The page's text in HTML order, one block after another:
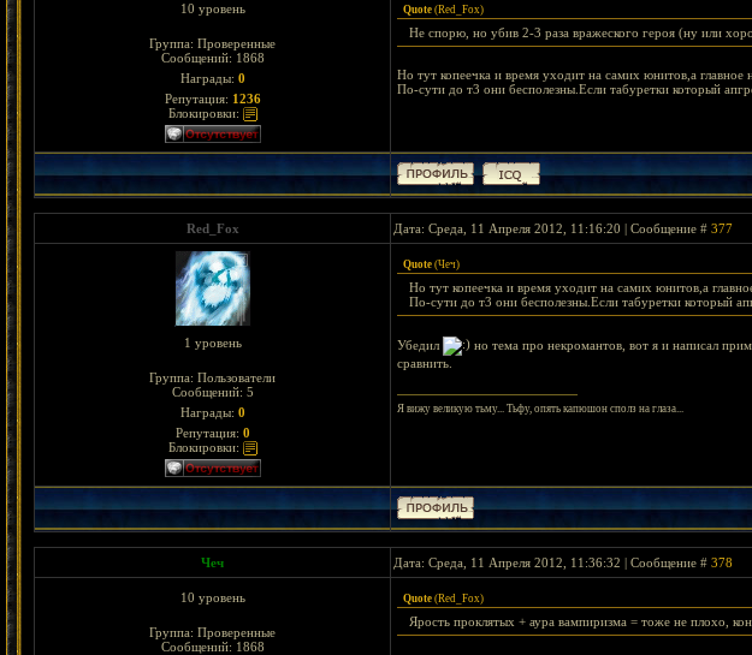
10 уровень
Группа: Проверенные
Сообщений: 1868
Награды: 0
Репутация: 1236
Блокировки:
Quote (Red_Fox)
Не спорю, но убив 2-3 раза вражеского героя (ну или
Но тут копеечка и время уходит на самих юнитов,а главное
По-сути до т3 они бесполезны.Если табуретки который
Red_Fox Дата: Среда, 11 Апреля 2012, 11:16:20 | Сообщение # 377
1 уровень
Группа: Пользователи
Сообщений: 5
Награды: 0
Репутация: 0
Блокировки:
Quote (Чеч)
Но тут копеечка и время уходит на самих юнитов,а
По-сути до т3 они бесполезны.Если табуретки который
Убедил
но тема про некромантов, вот я и написал
сравнить.
Я вижу великую тьму... Тьфу, опять капюшон сполз на глаза...
Чеч Дата: Среда, 11 Апреля 2012, 11:36:32 | Сообщение # 378
10 уровень
Группа: Проверенные
Сообщений: 1868
Quote (Red_Fox)
Ярость проклятых + аура вампиризма = тоже не плохо,